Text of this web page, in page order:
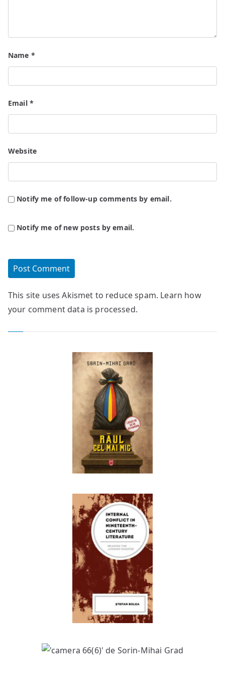
Name *
Email *
Website
Notify me of follow-up comments by email.
Notify me of new posts by email.
This site uses Akismet to reduce spam. Learn how
your comment data is processed.